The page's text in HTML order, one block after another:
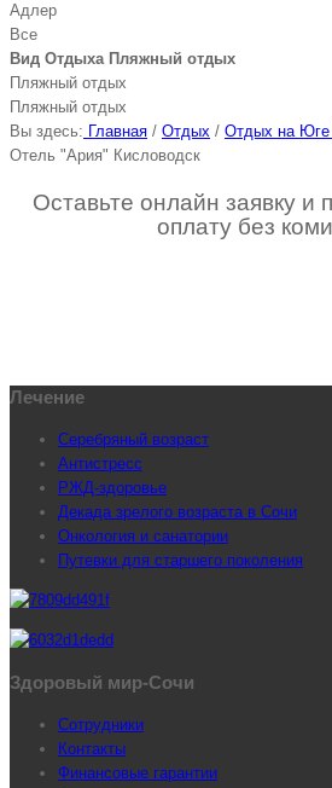
Адлер
Все
Вид Отдыха Пляжный отдых
Пляжный отдых
Пляжный отдых
Вы здесь: Главная / Отдых / Отдых на Юге
Отель "Ария" Кисловодск
Оставьте онлайн заявку и
оплату без
Лечение
Серебряный возраст
Антистресс
РЖД-здоровье
Декада зрелого возраста в Сочи
Онкология и санатории
Путевки для старшего поколения
Здоровый мир-Сочи
Сотрудники
Контакты
Финансовые гарантии